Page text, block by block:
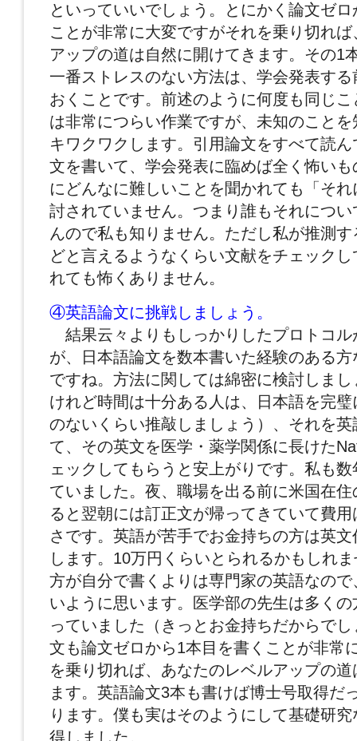
といっていいでしょう。とにかく論文ゼ
ことが非常に大変ですがそれを乗り切れ
アップの道は自然に開けてきます。その1
一番ストレスのない方法は、学会発表す
おくことです。前述のように何度も同じ
は非常につらい作業ですが、未知のこと
キワクワクします。引用論文をすべて読
文を書いて、学会発表に臨めば全く怖い
にどんなに難しいことを聞かれても「そ
討されていません。つまり誰もそれにつ
んので私も知りません。ただし私が推測
どと言えるようなくらい文献をチェック
れても怖くありません。
④英語論文に挑戦しましょう。
結果云々よりもしっかりしたプロトコル
が、日本語論文を数本書いた経験のある
ですね。方法に関しては綿密に検討しま
けれど時間は十分ある人は、日本語を完
のないくらい推敲しましょう）、それを
て、その英文を医学・薬学関係に長けた
ェックしてもらうと安上がりです。私も
ていました。夜、職場を出る前に米国在
ると翌朝には訂正文が帰ってきていて費
さです。英語が苦手でお金持ちの方は英
します。10万円くらいとられるかもしれ
方が自分で書くよりは専門家の英語なの
いように思います。医学部の先生は多く
っていました（きっとお金持ちだからで
文も論文ゼロから1本目を書くことが非常
を乗り切れば、あなたのレベルアップの
ます。英語論文3本も書けば博士号取得だ
ります。僕も実はそのようにして基礎研
得しました。